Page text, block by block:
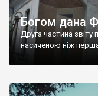
Богом дана
Друга частина
насиченою ніж